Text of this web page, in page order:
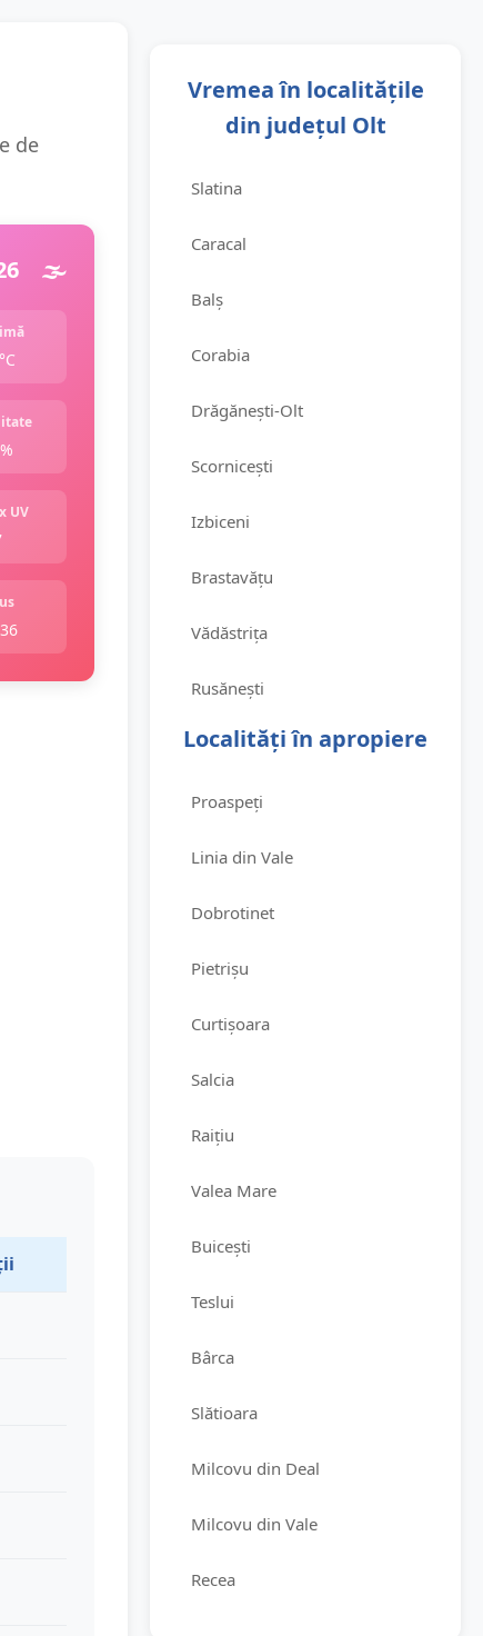
de
🌫️
UV
Vremea în localitățile
din județul Olt
Slatina
Caracal
Balș
Corabia
Drăgănești-Olt
Scornicești
Izbiceni
Brastavățu
Vădăstrița
Rusănești
Localități în apropiere
Proaspeți
Linia din Vale
Dobrotinet
Pietrișu
Curtișoara
Salcia
Raițiu
Valea Mare
Buicești
Teslui
Bârca
Slătioara
Milcovu din Deal
Milcovu din Vale
Recea